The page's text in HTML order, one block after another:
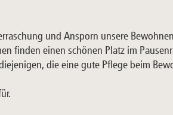
und Ansporn unsere
finden einen schönen Platz im
die eine gute Pflege beim